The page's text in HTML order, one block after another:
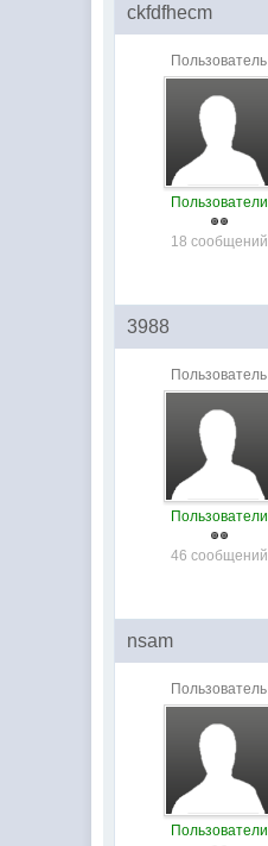
ckfdfhecm
Пользователь
Пользователи
18 сообщений
3988
Пользователь
Пользователи
46 сообщений
nsam
Пользователь
Пользователи